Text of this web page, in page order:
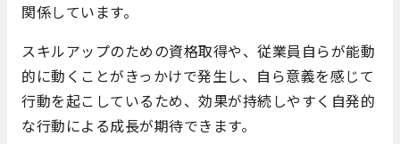
関係しています。
スキルアップのための資格取得や、従業員自らが能動
的に動くことがきっかけで発生し、自ら意義を感じて
行動を起こしているため、効果が持続しやすく自発的
な行動による成長が期待できます。